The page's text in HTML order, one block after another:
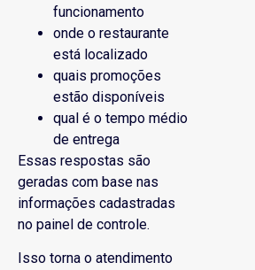
funcionamento
onde o restaurante
está localizado
quais promoções
estão disponíveis
qual é o tempo médio
de entrega
Essas respostas são
geradas com base nas
informações cadastradas
no painel de controle.
Isso torna o atendimento